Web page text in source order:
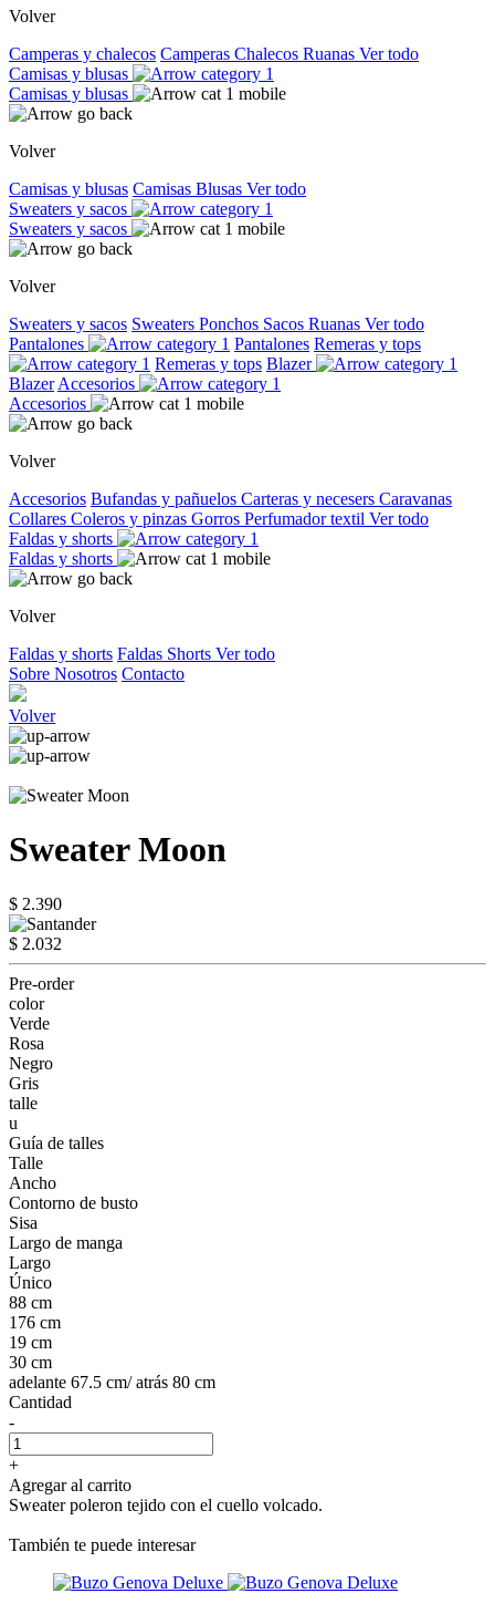
Volver
Camperas y chalecos Camperas Chalecos Ruanas Ver todo
Camisas y blusas
Camisas y blusas
Volver
Camisas y blusas Camisas Blusas Ver todo
Sweaters y sacos
Sweaters y sacos
Volver
Sweaters y sacos Sweaters Ponchos Sacos Ruanas Ver todo
Pantalones
Pantalones Remeras y tops
Remeras y tops Blazer
Blazer Accesorios
Accesorios
Volver
Accesorios Bufandas y pañuelos Carteras y necesers Caravanas
Collares Coleros y pinzas Gorros Perfumador textil Ver todo
Faldas y shorts
Faldas y shorts
Volver
Faldas y shorts Faldas Shorts Ver todo
Sobre Nosotros Contacto
Volver
Sweater Moon
$ 2.390
$ 2.032
Pre-order
color
Verde
Rosa
Negro
Gris
talle
u
Guía de talles
Talle
Ancho
Contorno de busto
Sisa
Largo de manga
Largo
Único
88 cm
176 cm
19 cm
30 cm
adelante 67.5 cm/ atrás 80 cm
Cantidad
-
+
Agregar al carrito
Sweater poleron tejido con el cuello volcado.
También te puede interesar